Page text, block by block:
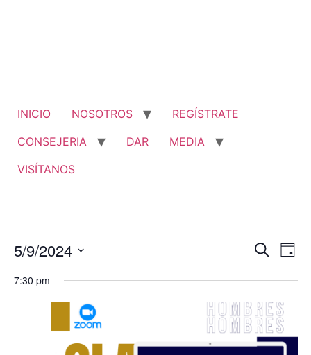
INICIO NOSOTROS
REGÍSTRATE
CONSEJERIA
DAR
MEDIA
VISÍTANOS
de
y
BuscarDía
5/9/2024
fecha.
7:30 pm